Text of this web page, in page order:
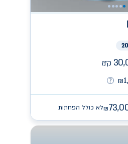
ק״מ
₪
₪לא כולל הפחתות